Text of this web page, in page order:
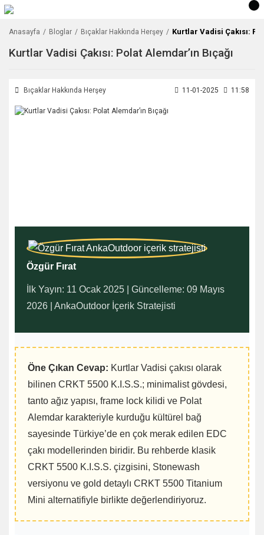
Anasayfa Bloglar Bıçaklar Hakkında Herşey Kurtlar Vadisi Çakısı:
Kurtlar Vadisi Çakısı: Polat Alemdar’ın Bıçağı
Bıçaklar Hakkında Herşey 11-01-2025 11:58
Özgür Fırat
İlk Yayın: 11 Ocak 2025 | Güncelleme: 09 Mayıs
2026 | AnkaOutdoor İçerik Stratejisti
Öne Çıkan Cevap: Kurtlar Vadisi çakısı olarak
bilinen CRKT 5500 K.I.S.S.; minimalist gövdesi,
tanto ağız yapısı, frame lock kilidi ve Polat
Alemdar karakteriyle kurduğu kültürel bağ
sayesinde Türkiye’de en çok merak edilen EDC
çakı modellerinden biridir. Bu rehberde klasik
CRKT 5500 K.I.S.S. çizgisini, Stonewash
versiyonu ve gold detaylı CRKT 5500 Titanium
Mini alternatifiyle birlikte değerlendiriyoruz.